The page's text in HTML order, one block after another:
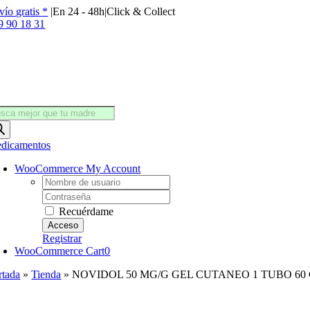
Saltar
al
gratis * |En 24 - 48h|Click & Collect
90 18 31
WooCommerce My Account
Username:
Password:
Recuérdame
Registrar
WooCommerce Cart0
»Tienda »NOVIDOL 50 MG/G GEL CUTANEO 1 TUBO 60